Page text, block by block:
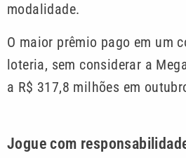
modalidade.
O maior prêmio pago em um
loteria, sem considerar a
a R$ 317,8 milhões em
Jogue com